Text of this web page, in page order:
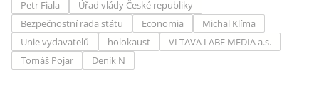
Petr Fiala
Úřad vlády České republiky
Bezpečnostní rada státu
Economia
Michal Klíma
Unie vydavatelů
holokaust
VLTAVA LABE MEDIA a.s.
Tomáš Pojar
Deník N